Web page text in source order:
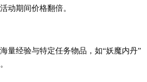
动期间价格翻倍。
海量经验与特定任务物品，如“妖魔内丹”